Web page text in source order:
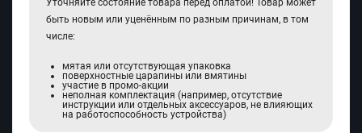
Уточняйте состояние товара перед оплатой! Товар может
быть новым или уценённым по разным причинам, в том
числе:
мятая или отсутствующая упаковка
поверхностные царапины или вмятины
участие в промо-акции
неполная комплектация (например, отсутствие
инструкции или отдельных аксессуаров, не влияющих
на работоспособность устройства)